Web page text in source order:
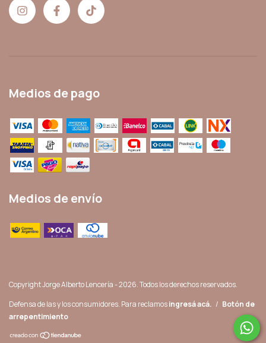
Medios de pago
Medios de envío
Copyright Jorge Alberto Lencería - 2026. Todos los derechos reservados.
Defensa de las y los consumidores. Para reclamosingresá acá. / Botón de
arrepentimiento